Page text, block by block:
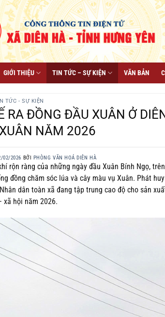
GIỚI THIỆU TIN TỨC – SỰ KIỆN VĂN BẢN
TỨC - SỰ KIỆN
RA ĐỒNG ĐẦU XUÂN Ở
NĂM 2026
02/2026 BỞI PHÒNG VĂN HOÁ DIÊN HÀ
rộn ràng của những ngày đầu Xuân Bính Ngọ,
đồng chăm sóc lúa và cây màu vụ Xuân. Phát
dân toàn xã đang tập trung cao độ cho sản
xã hội năm 2026.